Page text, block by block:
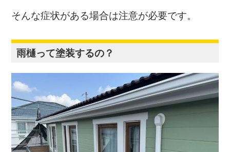
そんな症状がある場合は注意が必要です。
雨樋って塗装するの？